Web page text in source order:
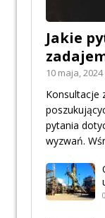
Jakie
10 maja,
Konsultacje
pytania
wyzwań.